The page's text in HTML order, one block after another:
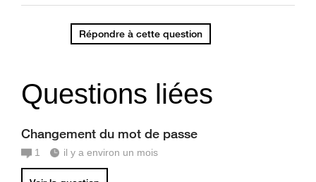
Répondre à cette question
Questions liées
Changement du mot de passe
1 il y a environ un mois